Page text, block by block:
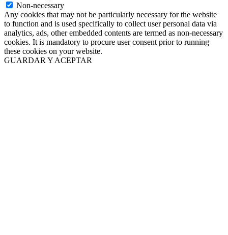
Non-necessary
Any cookies that may not be particularly necessary for the website
to function and is used specifically to collect user personal data via
analytics, ads, other embedded contents are termed as non-necessary
cookies. It is mandatory to procure user consent prior to running
these cookies on your website.
GUARDAR Y ACEPTAR